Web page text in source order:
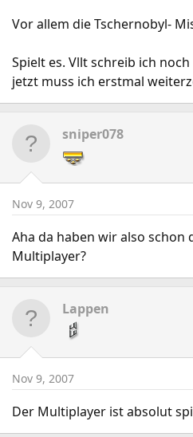
Vor allem die Tschernobyl-
Spielt es. Vllt schreib ich
jetzt muss ich erstmal
sniper078
Nov 9, 2007
Aha da haben wir also schon
Multiplayer?
Lappen
Nov 9, 2007
Der Multiplayer ist absolut